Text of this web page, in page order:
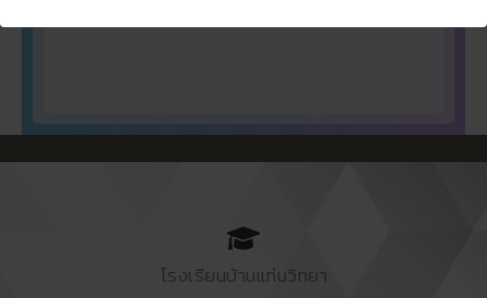
โรงเรียนบ้านแท่นวิทยา